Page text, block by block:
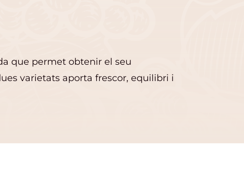
que permet obtenir el seu
varietats aporta frescor, equilibri i